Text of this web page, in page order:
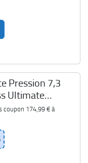
Pression 7,3
Ultimate
coupon 174,99 €à